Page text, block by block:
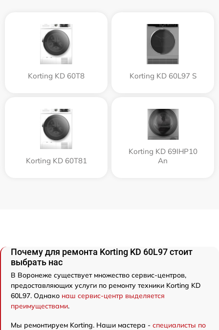
Korting KD 60T8 Korting KD 60L97 S
Korting KD 60T81
Korting KD 69IHP10
An
Почему для ремонта Korting KD 60L97 стоит
выбрать нас
В Воронеже существует множество сервис-центров,
предоставляющих услуги по ремонту техники Korting KD
60L97. Однако наш сервис-центр выделяется
преимуществами.
Мы ремонтируем Korting. Наши мастера - специалисты по